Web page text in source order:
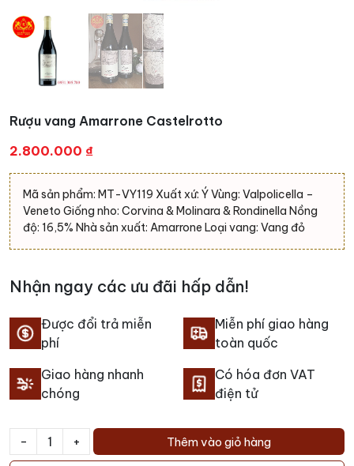
Rượu vang Amarrone Castelrotto
2.800.000 ₫
Mã sản phẩm: MT-VY119 Xuất xứ: Ý Vùng: Valpolicella –
Veneto Giống nho: Corvina & Molinara & Rondinella Nồng
độ: 16,5% Nhà sản xuất: Amarrone Loại vang: Vang đỏ
Nhận ngay các ưu đãi hấp dẫn!
Được đổi trả miễn
phí
Miễn phí giao hàng
toàn quốc
Giao hàng nhanh
chóng
Có hóa đơn VAT
điện tử
-
Rượu
+ Thêm vào giỏ hàng